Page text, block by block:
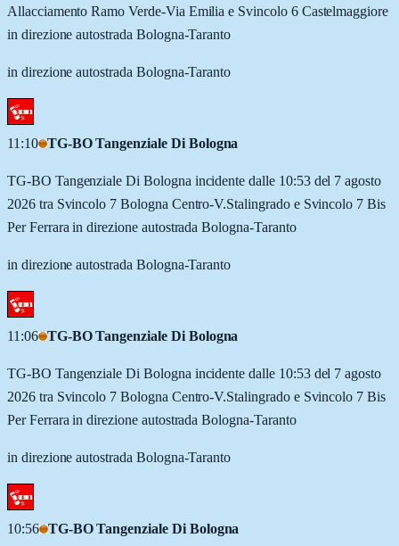
Allacciamento Ramo Verde-Via Emilia e Svincolo 6 Castelmaggiore
in direzione autostrada Bologna-Taranto
in direzione autostrada Bologna-Taranto
11:10 TG-BO Tangenziale Di Bologna
TG-BO Tangenziale Di Bologna incidente dalle 10:53 del 7 agosto
2026 tra Svincolo 7 Bologna Centro-V.Stalingrado e Svincolo 7 Bis
Per Ferrara in direzione autostrada Bologna-Taranto
in direzione autostrada Bologna-Taranto
11:06 TG-BO Tangenziale Di Bologna
TG-BO Tangenziale Di Bologna incidente dalle 10:53 del 7 agosto
2026 tra Svincolo 7 Bologna Centro-V.Stalingrado e Svincolo 7 Bis
Per Ferrara in direzione autostrada Bologna-Taranto
in direzione autostrada Bologna-Taranto
10:56 TG-BO Tangenziale Di Bologna